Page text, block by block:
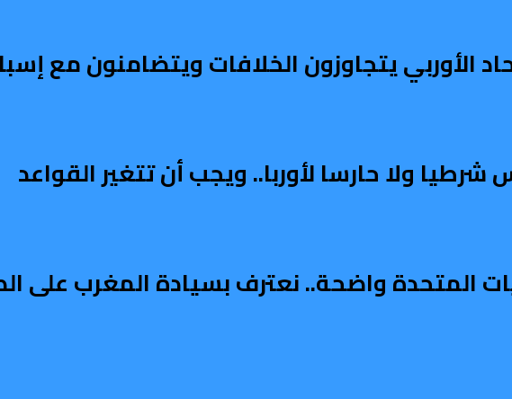
الأوربي يتجاوزون الخلافات ويتضامنون مع
ولا حارسا لأوربا.. ويجب أن تتغير القواعد
المتحدة واضحة.. نعترف بسيادة المغرب على